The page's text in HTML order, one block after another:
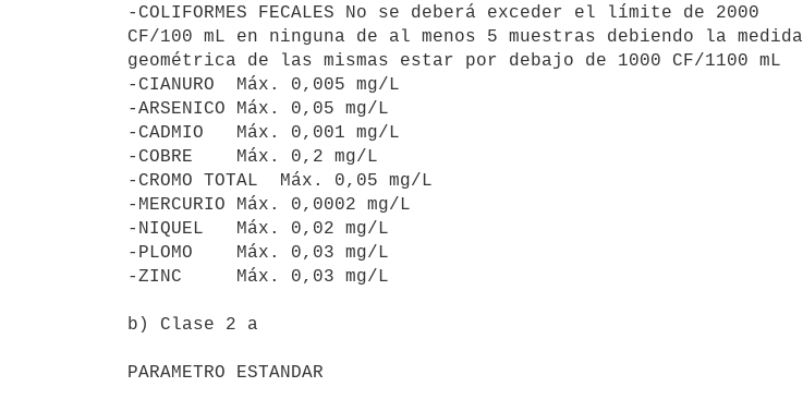
-COLIFORMES FECALES No se deberá exceder el límite de 2000
CF/100 mL en ninguna de al menos 5 muestras debiendo la medida
geométrica de las mismas estar por debajo de 1000 CF/1100 mL
-CIANURO  Máx. 0,005 mg/L
-ARSENICO Máx. 0,05 mg/L
-CADMIO   Máx. 0,001 mg/L
-COBRE    Máx. 0,2 mg/L
-CROMO TOTAL  Máx. 0,05 mg/L
-MERCURIO Máx. 0,0002 mg/L
-NIQUEL   Máx. 0,02 mg/L
-PLOMO    Máx. 0,03 mg/L
-ZINC     Máx. 0,03 mg/L
b) Clase 2 a
PARAMETRO ESTANDAR